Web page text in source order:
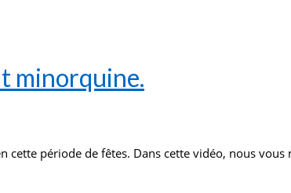
minorquine.
période de fêtes. Dans cette vidéo, nous vous